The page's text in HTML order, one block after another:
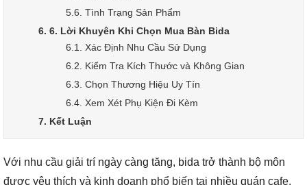
5.6. Tình Trạng Sản Phẩm
6. 6. Lời Khuyên Khi Chọn Mua Bàn Bida
6.1. Xác Định Nhu Cầu Sử Dụng
6.2. Kiểm Tra Kích Thước và Không Gian
6.3. Chọn Thương Hiệu Uy Tín
6.4. Xem Xét Phụ Kiện Đi Kèm
7. Kết Luận
Với nhu cầu giải trí ngày càng tăng, bida trở thành bộ môn
được yêu thích và kinh doanh phổ biến tại nhiều quán cafe,